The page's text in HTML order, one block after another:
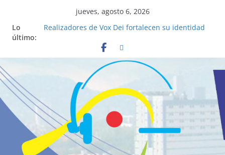
jueves, agosto 6, 2026
Lo
último:
Realizadores de Vox Dei fortalecen su identidad
La ciencia desvela los 5 secretos que tiene
fácilmente un católico para convertirse en
“Superancianos”
Pop Up Market atrae a cientos de visitantes y
dinamiza la economía local
Salud mental a la mesa: la importancia de
hablarlo en familia
Lo que tienen en común la nueva Película Toy
Story 5 y el Papa León XIV